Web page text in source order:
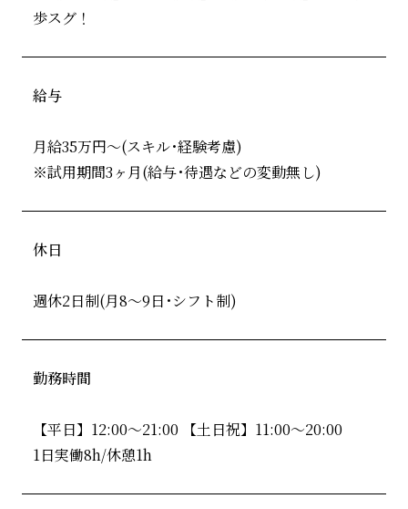
歩スグ！
給与
月給35万円～(スキル･経験考慮)
※試用期間3ヶ月(給与･待遇などの変動無し)
休日
週休2日制(月8～9日･シフト制)
勤務時間
【平日】12:00～21:00 【土日祝】11:00～20:00
1日実働8h/休憩1h